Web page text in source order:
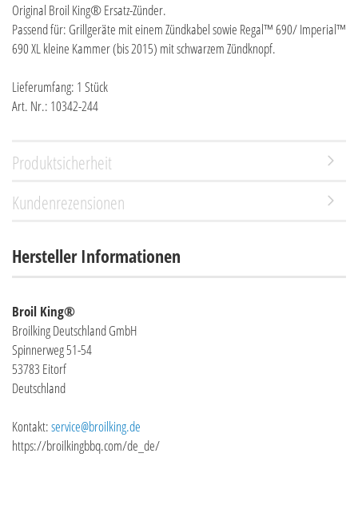
Original Broil King® Ersatz-Zünder.
Passend für: Grillgeräte mit einem Zündkabel sowie Regal™ 690/ Imperial™
690 XL kleine Kammer (bis 2015) mit schwarzem Zündknopf.
Lieferumfang: 1 Stück
Art. Nr.: 10342-244
Produktsicherheit
Kundenrezensionen
Hersteller Informationen
Broil King®
Broilking Deutschland GmbH
Spinnerweg 51-54
53783 Eitorf
Deutschland
Kontakt:service@broilking.de
https://broilkingbbq.com/de_de/